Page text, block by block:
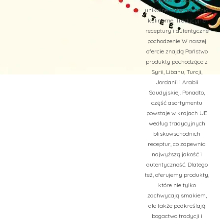
unikalne doświadczenia
kulinarne. Tradycyjne
receptury i autentyczne
pochodzenie W naszej
ofercie znajdą Państwo
produkty pochodzące z
Syrii, Libanu, Turcji,
Jordanii i Arabii
Saudyjskiej. Ponadto,
część asortymentu
powstaje w krajach UE
według tradycyjnych
bliskowschodnich
receptur, co zapewnia
najwyższą jakość i
autentyczność. Dlatego
też, oferujemy produkty,
które nie tylko
zachwycają smakiem,
ale także podkreślają
bogactwo tradycji i